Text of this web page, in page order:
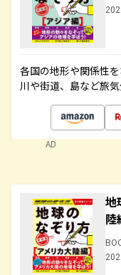
各国の地形や関係性
川や街道、島など旅
AD
地
陸